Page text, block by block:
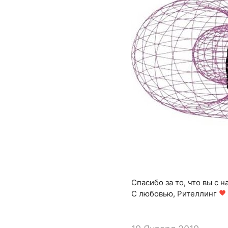
Спасибо за то, что вы с
С любовью, Рителлинг favorite